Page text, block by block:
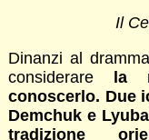
Il
Dinanzi al
considerare la
conoscerlo. Due
Demchuk e
tradizione